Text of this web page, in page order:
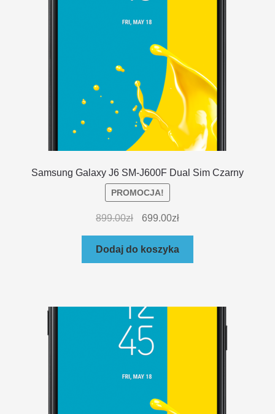
Samsung Galaxy J6 SM-J600F Dual Sim Czarny
PROMOCJA!
899.00zł 699.00zł
Dodaj do koszyka